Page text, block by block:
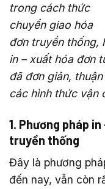
trong cách thức
chuyển giao hóa
đơn truyền thống,
in – xuất hóa đơn
đã đơn giản,
các hình thức vận
1. Phương pháp
truyền thống
Đây là phương
đến nay, vẫn còn